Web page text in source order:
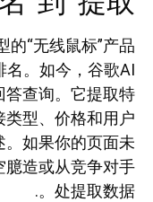
的“无线鼠标”产品
名。如今，谷歌AI
答查询。它提取特
型、价格和用户
如果你的页面未
臆造或从竞争对手
处提取数据。.